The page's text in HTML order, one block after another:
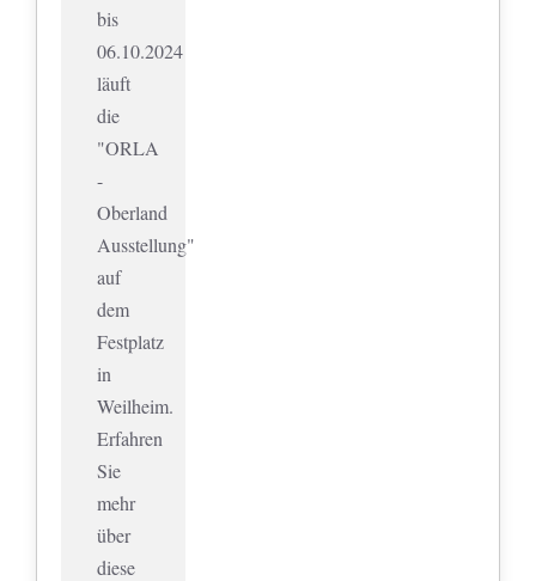
bis
06.10.2024
läuft
die
"ORLA
-
Oberland
Ausstellung"
auf
dem
Festplatz
in
Weilheim.
Erfahren
Sie
mehr
über
diese